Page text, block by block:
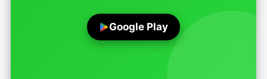
Google Play